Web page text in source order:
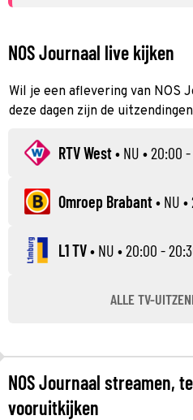
NOS Journaal live kijken
Wil je een aflevering van NOS
deze dagen zijn de
RTV West• NU • 20:00
Omroep Brabant• NU
L1 TV• NU • 20:00 -
ALLE TV-
NOS Journaal streamen,
vooruitkijken